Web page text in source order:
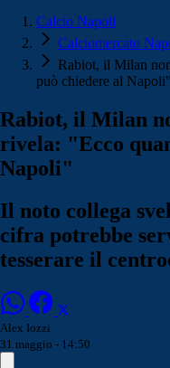
Calcio Napoli
Calciomercato
Rabiot, il Milan
può chiedere al Napoli"
Rabiot, il Milan
rivela: "Ecco
Napoli"
Il noto collega
cifra potrebbe
tesserare il
Alex Iozzi
31 maggio - 14:50